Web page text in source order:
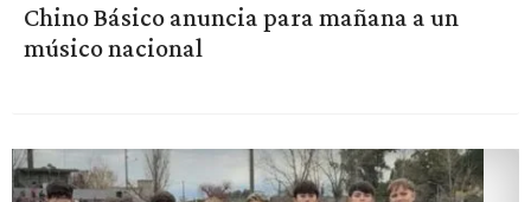
Chino Básico anuncia para mañana a un
músico nacional